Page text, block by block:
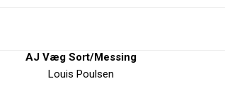
AJ Væg Sort/Messing
Louis Poulsen